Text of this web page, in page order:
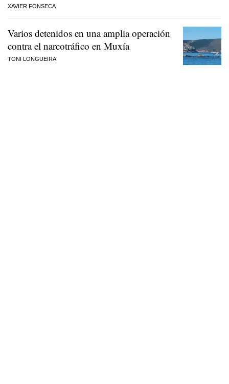
XAVIER FONSECA
Varios detenidos en una amplia operación
contra el narcotráfico en Muxía
TONI LONGUEIRA